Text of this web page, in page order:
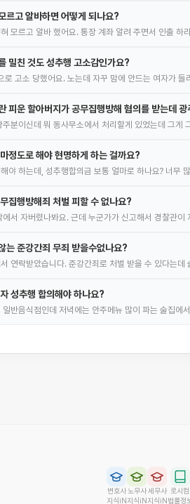
르고 알바하면 어떻게 되나요?
모르고 알바 했어요. 통장 계좌 알려 주면서 인출 하
밀친 것도 성추행 고소감인가요?
로 고소 당했어요. 노는데 자꾸 맘에 안드는 여자가 들
피운 할아버지가 공무집행방해 혐의를 받는데
주분이신데 뭐 동사무소에서 처리할게 있었는데 그게
정도로 해야 현명하게 하는 걸까요?
야 하는데, 성추행합의금 보통 얼마로 하나요? 너무
집행방해죄 처벌 피할 수 없나요?
에서 자버렸나봐요. 근데 누군가가 신고해서 경찰관이
는 준강간죄 무죄 받을수없나요?
연락받았습니다. 준강간죄로 처벌 받을 수 있다는데
성추행 합의해야 하나요?
일반음식점인데 저녁에는 안주메뉴 많이 파는 술집에
변호사
지식iN
노무사
지식iN
세무사
지식iN
로시컴
법률정